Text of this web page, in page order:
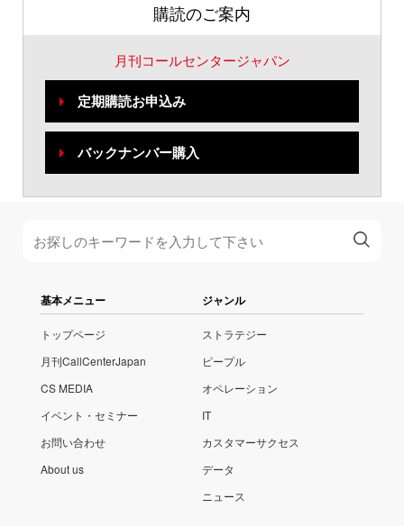
購読のご案内
月刊コールセンタージャパン
定期購読お申込み
バックナンバー購入
基本メニュー
トップページ
月刊CallCenterJapan
CS MEDIA
イベント・セミナー
お問い合わせ
About us
ジャンル
ストラテジー
ピープル
オペレーション
IT
カスタマーサクセス
データ
ニュース